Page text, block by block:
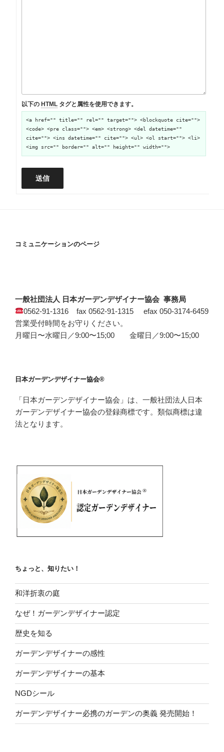
以下の HTML タグと属性を使用できます。
<a href="" title="" rel="" target=""> <blockquote cite="">
<code> <pre class=""> <em> <strong> <del datetime=""
cite=""> <ins datetime="" cite=""> <ul> <ol start=""> <li>
<img src="" border="" alt="" height="" width="">
送信
コミュニケーションのページ
一般社団法人 日本ガーデンデザイナー協会 事務局
0562-91-1316 fax 0562-91-1315 efax 050-3174-6459
営業受付時間をお守りください。
月曜日〜水曜日／9:00〜15;00 金曜日／9:00〜15;00
日本ガーデンデザイナー協会®
「日本ガーデンデザイナー協会」は、一般社団法人日本
ガーデンデザイナー協会の登録商標です。類似商標は違
法となります。
ちょっと、知りたい！
和洋折衷の庭
なぜ！ガーデンデザイナー認定
歴史を知る
ガーデンデザイナーの感性
ガーデンデザイナーの基本
NGDシール
ガーデンデザイナー必携のガーデンの奥義 発売開始！